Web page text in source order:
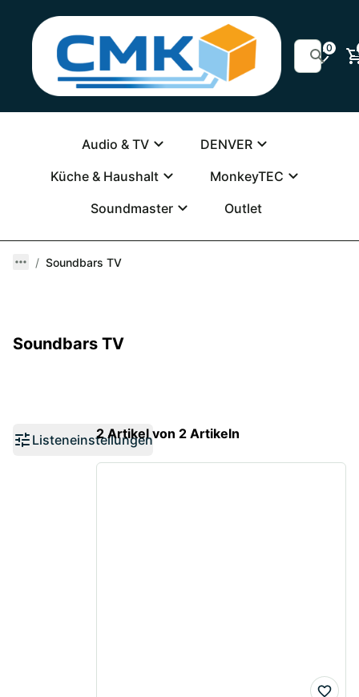
0
Audio & TV
DENVER
Küche & Haushalt
MonkeyTEC
Soundmaster
Outlet
Soundbars TV
Soundbars TV
Listeneinstellungen2 Artikel von 2 Artikeln